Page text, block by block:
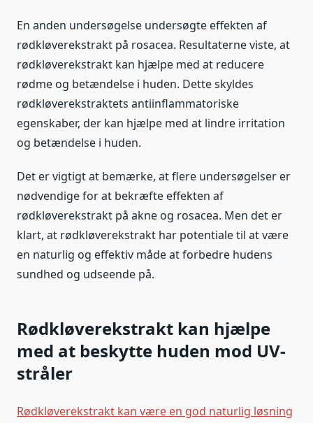
En anden undersøgelse undersøgte effekten af
rødkløverekstrakt på rosacea. Resultaterne viste, at
rødkløverekstrakt kan hjælpe med at reducere
rødme og betændelse i huden. Dette skyldes
rødkløverekstraktets antiinflammatoriske
egenskaber, der kan hjælpe med at lindre irritation
og betændelse i huden.
Det er vigtigt at bemærke, at flere undersøgelser er
nødvendige for at bekræfte effekten af
rødkløverekstrakt på akne og rosacea. Men det er
klart, at rødkløverekstrakt har potentiale til at være
en naturlig og effektiv måde at forbedre hudens
sundhed og udseende på.
Rødkløverekstrakt kan hjælpe
med at beskytte huden mod UV-
stråler
Rødkløverekstrakt kan være en god naturlig løsning